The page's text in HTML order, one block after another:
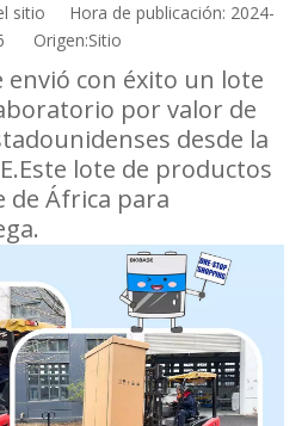
sitio Hora de publicación: 2024-
Origen:Sitio
envió con éxito un lote
por valor de
desde la
lote de productos
de África para